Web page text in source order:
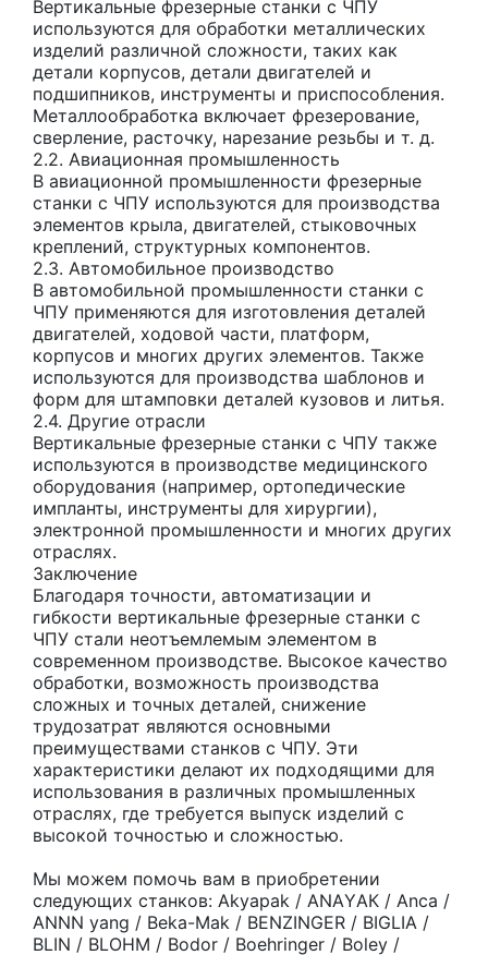
Вертикальные фрезерные станки с ЧПУ
используются для обработки металлических
изделий различной сложности, таких как
детали корпусов, детали двигателей и
подшипников, инструменты и приспособления.
Металлообработка включает фрезерование,
сверление, расточку, нарезание резьбы и т. д.
2.2. Авиационная промышленность
В авиационной промышленности фрезерные
станки с ЧПУ используются для производства
элементов крыла, двигателей, стыковочных
креплений, структурных компонентов.
2.3. Автомобильное производство
В автомобильной промышленности станки с
ЧПУ применяются для изготовления деталей
двигателей, ходовой части, платформ,
корпусов и многих других элементов. Также
используются для производства шаблонов и
форм для штамповки деталей кузовов и литья.
2.4. Другие отрасли
Вертикальные фрезерные станки с ЧПУ также
используются в производстве медицинского
оборудования (например, ортопедические
импланты, инструменты для хирургии),
электронной промышленности и многих других
отраслях.
Заключение
Благодаря точности, автоматизации и
гибкости вертикальные фрезерные станки с
ЧПУ стали неотъемлемым элементом в
современном производстве. Высокое качество
обработки, возможность производства
сложных и точных деталей, снижение
трудозатрат являются основными
преимуществами станков с ЧПУ. Эти
характеристики делают их подходящими для
использования в различных промышленных
отраслях, где требуется выпуск изделий с
высокой точностью и сложностью.
Мы можем помочь вам в приобретении
следующих станков: Аkyараk / АNАYАК / Аnса /
АNNN yаng / Веkа-Маk / ВЕNZINGЕR / ВIGLIА /
ВLIN / ВLОНМ / Воdоr / Воеhringеr / Воlеy /